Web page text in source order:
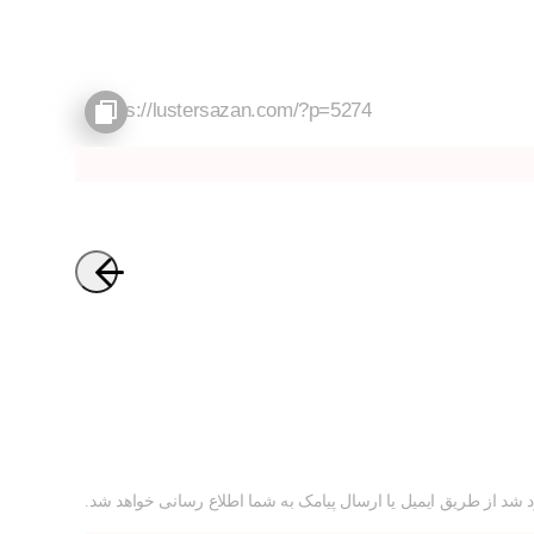
از طریق ایمیل یا ارسال پیامک به شما اطلاع رسانی خواهد شد.